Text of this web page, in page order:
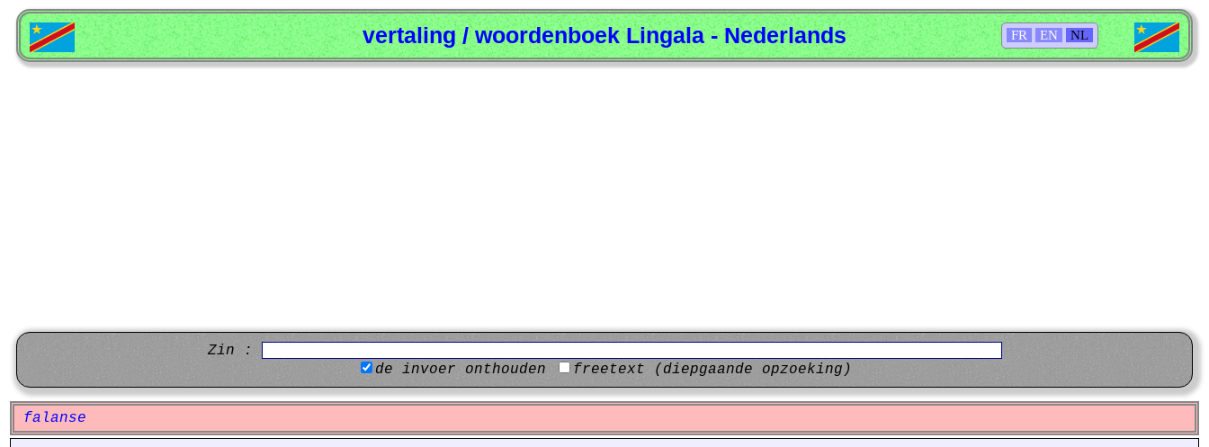
FR EN NL
vertaling / woordenboek Lingala - Nederlands
Zin :
de invoer onthouden
freetext (diepgaande opzoeking)
falanse